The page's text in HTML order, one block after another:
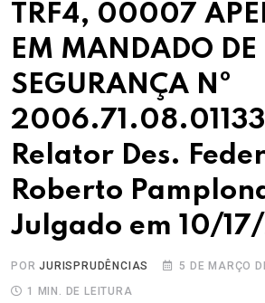
TRF4, 00007
EM MANDADO DE
SEGURANÇA Nº
Relator Des.
Roberto
Julgado em 10/
PORJURISPRUDÊNCIAS
5 DE MARÇO
1 MIN. DE LEITURA